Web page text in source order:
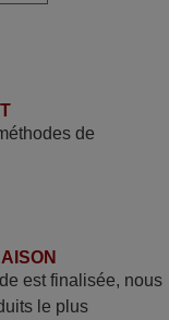
la fonction
De plus, elle est
FRANCE
Pascal,
FRANCE
de
est finalisée, nous
le plus